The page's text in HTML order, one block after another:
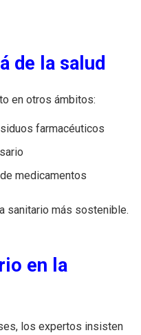
de la salud
en otros ámbitos:
farmacéuticos
medicamentos
sanitario más sostenible.
en la
los expertos insisten